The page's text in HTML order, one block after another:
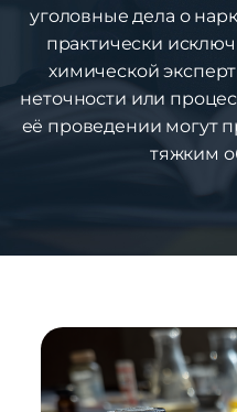
уголовные дела о
практически
химической
неточности или
её проведении могут
тяжким
1%